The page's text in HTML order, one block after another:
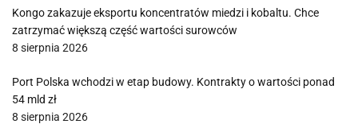
Kongo zakazuje eksportu koncentratów miedzi i kobaltu. Chce
zatrzymać większą część wartości surowców
8 sierpnia 2026
Port Polska wchodzi w etap budowy. Kontrakty o wartości ponad
54 mld zł
8 sierpnia 2026